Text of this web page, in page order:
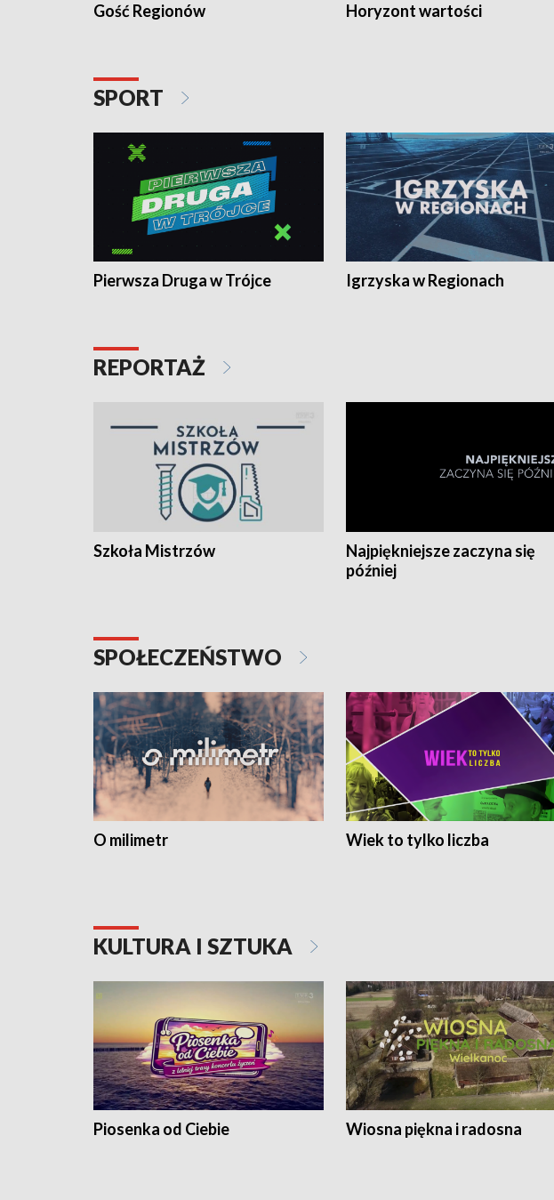
Gość Regionów Horyzont wartości
SPORT
Pierwsza Druga w Trójce Igrzyska w Regionach
REPORTAŻ
Szkoła Mistrzów
Najpiękniejsze zaczyna się
później
SPOŁECZEŃSTWO
O milimetr Wiek to tylko liczba
KULTURA I SZTUKA
Piosenka od Ciebie Wiosna piękna i radosna